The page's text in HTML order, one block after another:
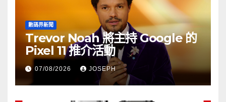
數碼界新聞
Trevor Noah 將主持 Google 的
Pixel 11 推介活動
07/08/2026 JOSEPH